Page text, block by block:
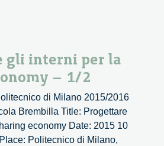
gli interni per la
– 1/2
di Milano 2015/2016
Brembilla Title: Progettare
economy Date: 2015 10
Politecnico di Milano,